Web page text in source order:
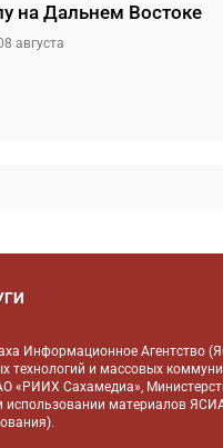
на Дальнем Востоке
августа
Информационное Агентство
технологий и массовых
«РИИХ Сахамедиа»,
материалов
).